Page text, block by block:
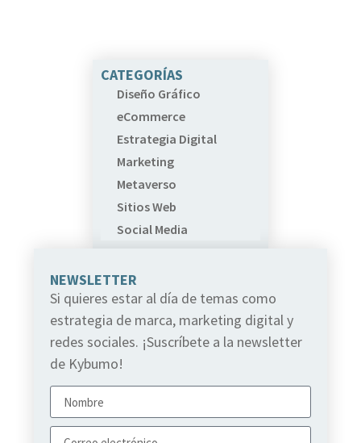
CATEGORÍAS
Diseño Gráfico
eCommerce
Estrategia Digital
Marketing
Metaverso
Sitios Web
Social Media
NEWSLETTER
Si quieres estar al día de temas como
estrategia de marca, marketing digital y
redes sociales. ¡Suscríbete a la newsletter
de Kybumo!